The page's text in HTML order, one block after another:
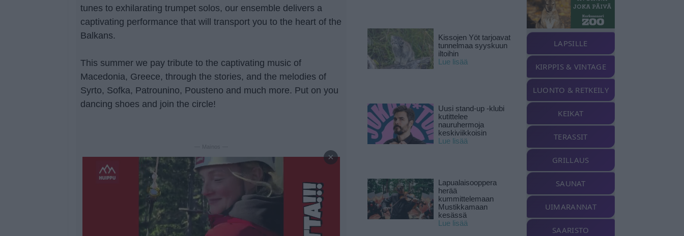
tunes to exhilarating trumpet solos, our ensemble delivers a
captivating performance that will transport you to the heart of the
Balkans.
This summer we pay tribute to the captivating music of
Macedonia, Greece, through the stories, and the melodies of
Syrto, Sofka, Patrounino, Pousteno and much more. Put on you
dancing shoes and join the circle!
— Mainos —
×
Kissojen Yöt tarjoavat
tunnelmaa syyskuun
iltoihin
Lue lisää
Uusi stand-up -klubi
kutittelee
nauruhermoja
keskiviikkoisin
Lue lisää
Lapualaisooppera
herää
kummittelemaan
Mustikkamaan
kesässä
Lue lisää
LAPSILLE
KIRPPIS & VINTAGE
LUONTO & RETKEILY
KEIKAT
TERASSIT
GRILLAUS
SAUNAT
UIMARANNAT
SAARISTO